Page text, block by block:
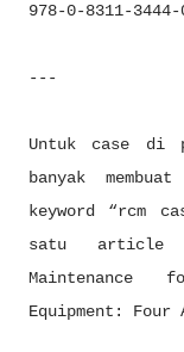
978-0-8311-3444-
---
Untuk case di
banyak
keyword “rcm
satu article
Maintenance
Equipment: